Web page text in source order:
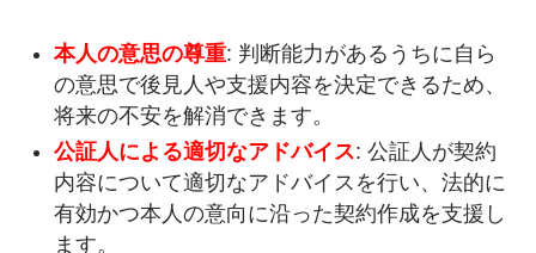
本人の意思の尊重: 判断能力があるうちに自ら
の意思で後見人や支援内容を決定できるため、
将来の不安を解消できます。
公証人による適切なアドバイス: 公証人が契約
内容について適切なアドバイスを行い、法的に
有効かつ本人の意向に沿った契約作成を支援し
ます。